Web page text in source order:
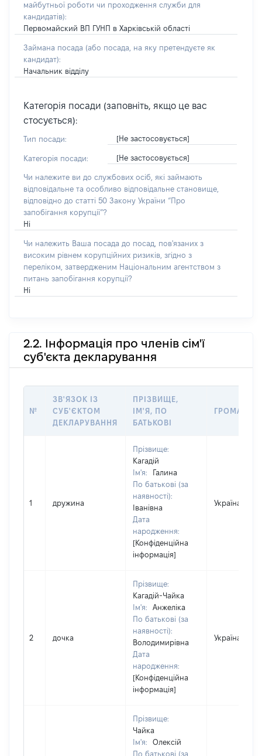
майбутньої роботи чи проходження служби для
кандидатів):
Первомайский ВП ГУНП в Харківській області
Займана посада (або посада, на яку претендуєте як
кандидат):
Начальник відділу
Категорія посади (заповніть, якщо це вас
стосується):
Тип посади: [Не застосовується]
Категорія посади: [Не застосовується]
Чи належите ви до службових осіб, які займають
відповідальне та особливо відповідальне становище,
відповідно до статті 50 Закону України “Про
запобігання корупції”?
Ні
Чи належить Ваша посада до посад, пов'язаних з
високим рівнем корупційних ризиків, згідно з
переліком, затвердженим Національним агентством з
питань запобігання корупції?
Ні
2.2. Інформація про членів сім'ї
суб'єкта декларування
№
ЗВ'ЯЗОК ІЗ
СУБ'ЄКТОМ
ДЕКЛАРУВАННЯ
ПРІЗВИЩЕ,
ІМ'Я, ПО
БАТЬКОВІ
1 дружина
Прізвище:
Кагадій
Ім'я:
Галина
По батькові (за
наявності):
Іванівна
Дата
народження:
[Конфіденційна
інформація]
Україна
2 дочка
Прізвище:
Кагадій-Чайка
Ім'я:
Анжеліка
По батькові (за
наявності):
Володимирівна
Дата
народження:
[Конфіденційна
інформація]
Україна
Прізвище:
Чайка
Ім'я:
Олексій
По батькові (за